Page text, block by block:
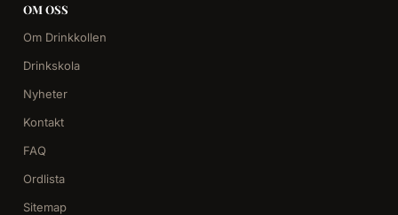
OM OSS
Om Drinkkollen
Drinkskola
Nyheter
Kontakt
FAQ
Ordlista
Sitemap